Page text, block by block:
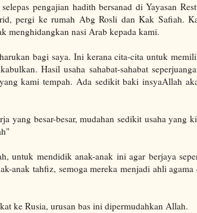
pengajian hadith bersanad di Yayasan
pergi ke rumah Abg Rosli dan Kak Safiah.
menghidangkan nasi Arab kepada kami.
bagi saya. Ini kerana cita-cita untuk
Hasil usaha sahabat-sahabat
kami tempah. Ada sedikit baki insyaAllah
yang besar-besar, mudahan sedikit usaha yang
untuk mendidik anak-anak ini agar berjaya
anak tahfiz, semoga mereka menjadi ahli agama
ke Rusia, urusan bas ini dipermudahkan Allah.